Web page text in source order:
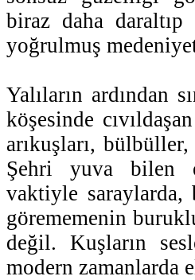
biraz daha
yoğrulmuş
Yalıların ardından
köşesinde
arıkuşları,
Şehri yuva bilen
vaktiyle saraylarda,
görememenin
değil. Kuşların
modern zamanlarda